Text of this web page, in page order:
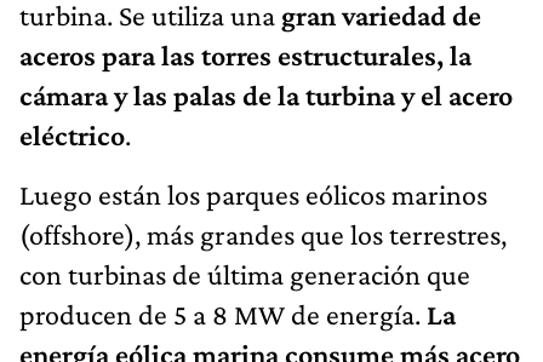
turbina. Se utiliza una gran variedad de
aceros para las torres estructurales, la
cámara y las palas de la turbina y el acero
eléctrico.
Luego están los parques eólicos marinos
(offshore), más grandes que los terrestres,
con turbinas de última generación que
producen de 5 a 8 MW de energía. La
energía eólica marina consume más acero